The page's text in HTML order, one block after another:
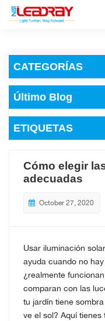
CATEGORÍAS
Último Blog
ETIQUETAS
Cómo elegir
adecuadas
October 27, 2020
Usar iluminación
ayuda cuando no
¿realmente
comparan con las
tu jardín tiene
ve el sol? Aquí